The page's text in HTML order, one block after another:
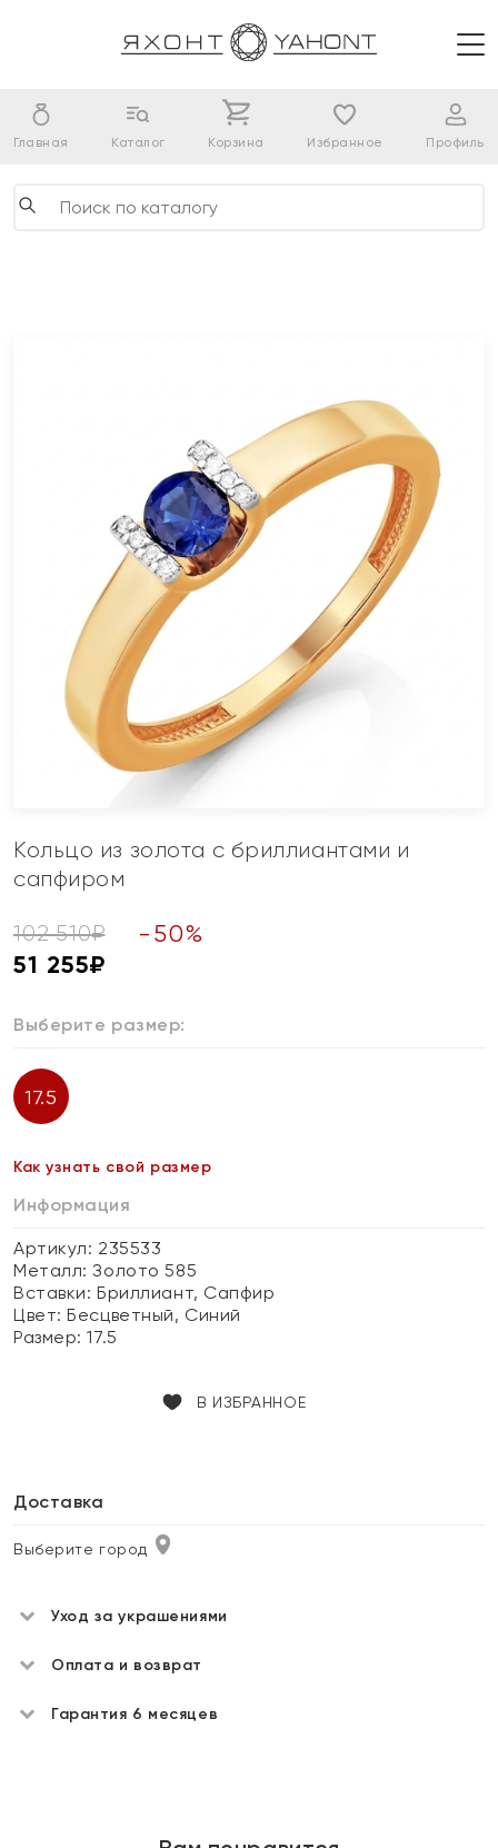
Главная Каталог Корзина Избранное Профиль
Кольцо из золота с бриллиантами и
сапфиром
102 510₽ - 50%
51 255₽
Выберите размер:
17.5
Как узнать свой размер
Информация
Артикул: 235533
Металл:Золото 585
Вставки:Бриллиант, Сапфир
Цвет:Бесцветный, Синий
Размер:17.5
В ИЗБРАННОЕ
Доставка
Выберите город
Уход за украшениями
Оплата и возврат
Гарантия 6 месяцев